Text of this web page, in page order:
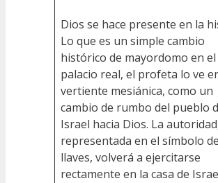
Dios se hace presente en la
Lo que es un simple cambio
histórico de mayordomo en el
palacio real, el profeta lo ve
vertiente mesiánica, como un
cambio de rumbo del pueblo
Israel hacia Dios. La
representada en el símbolo
llaves, volverá a ejercitarse
rectamente en la casa de